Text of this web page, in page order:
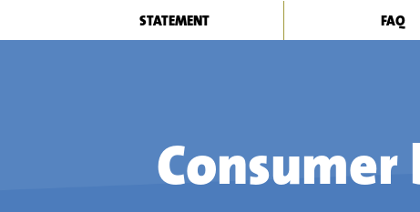
STATEMENT FAQ